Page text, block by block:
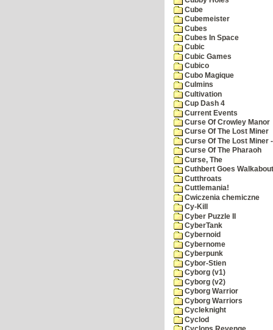
Cube
Cubemeister
Cubes
Cubes In Space
Cubic
Cubic Games
Cubico
Cubo Magique
Culmins
Cultivation
Cup Dash 4
Current Events
Curse Of Crowley Manor
Curse Of The Lost Miner
Curse Of The Lost Miner
Curse Of The Pharaoh
Curse, The
Cuthbert Goes Walkabout
Cutthroats
Cuttlemania!
Cwiczenia chemiczne
Cy-Kill
Cyber Puzzle II
CyberTank
Cybernoid
Cybernome
Cyberpunk
Cybor-Stien
Cyborg (v1)
Cyborg (v2)
Cyborg Warrior
Cyborg Warriors
Cycleknight
Cyclod